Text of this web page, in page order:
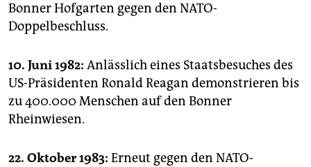
Bonner Hofgarten gegen den NATO-
Doppelbeschluss.
10. Juni 1982: Anlässlich eines Staatsbesuches des
US-Präsidenten Ronald Reagan demonstrieren bis
zu 400.000 Menschen auf den Bonner
Rheinwiesen.
22. Oktober 1983: Erneut gegen den NATO-